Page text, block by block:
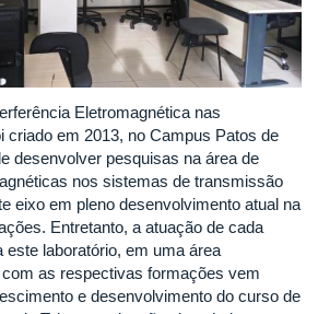
Eletromagnética nas
criado em 2013, no Campus Patos de
desenvolver pesquisas na área de
nos sistemas de transmissão
eixo em pleno desenvolvimento atual na
Entretanto, a atuação de cada
este laboratório, em uma área
as respectivas formações vem
e desenvolvimento do curso de